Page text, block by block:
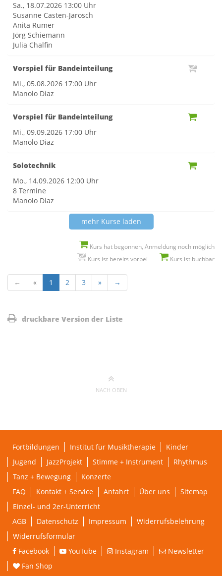
Sa., 18.07.2026 13:00 Uhr
Susanne Casten-Jarosch
Anita Rumer
Jörg Schiemann
Julia Chalfin
Vorspiel für Bandeinteilung
Mi., 05.08.2026 17:00 Uhr
Manolo Diaz
Vorspiel für Bandeinteilung
Mi., 09.09.2026 17:00 Uhr
Manolo Diaz
Solotechnik
Mo., 14.09.2026 12:00 Uhr
8 Termine
Manolo Diaz
mehr Kurse laden
Kurs hat begonnen, Anmeldung noch möglich
Kurs ist bereits vorbei
Kurs ist buchbar
← « 1 2 3 » →
druckbare Version der Liste
NACH OBEN
Fortbildungen Institut für Musiktherapie
Kinder
Jugend
JazzProjekt Stimme + Instrument
Rhythmus
Tanz + Bewegung
Konzerte
FAQ
Kontakt + Service Anfahrt Über uns
Sitemap
Einzel- und 2er-Unterricht
AGB
Datenschutz Impressum
Widerrufsbelehrung
Widerrufsformular
Facebook
YouTube Instagram
Newsletter
Fan Shop